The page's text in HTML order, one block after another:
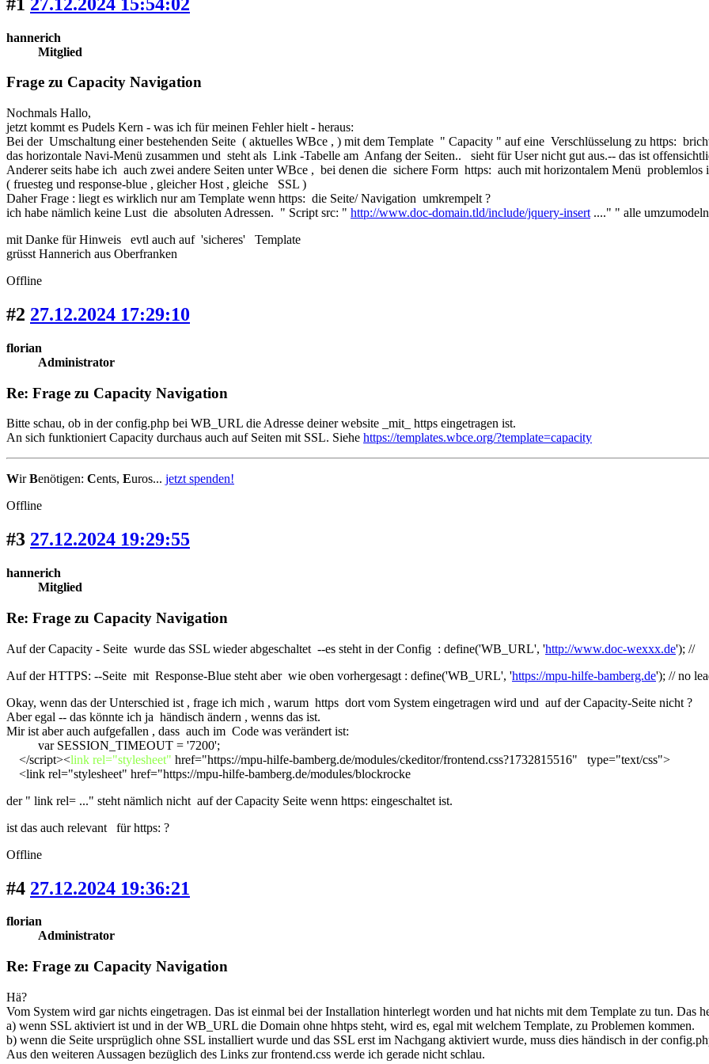
hannerich
Mitglied
Frage zu Capacity Navigation
Nochmals Hallo,
jetzt kommt es Pudels Kern - was ich für meinen Fehler hielt - heraus:
Bei der Umschaltung einer bestehenden Seite ( aktuelles WBce , ) mit dem Template " Capacity " auf eine Verschlüsselung zu https:
das horizontale Navi-Menü zusammen und steht als Link -Tabelle am Anfang der Seiten.. sieht für User nicht gut aus.-- das ist
Anderer seits habe ich auch zwei andere Seiten unter WBce , bei denen die sichere Form https: auch mit horizontalem Menü problemlos
( fruesteg und response-blue , gleicher Host , gleiche SSL )
Daher Frage : liegt es wirklich nur am Template wenn https: die Seite/ Navigation umkrempelt ?
ich habe nämlich keine Lust die absoluten Adressen. " Script src: " http://www.doc-domain.tld/include/jquery-insert ...." " alle
mit Danke für Hinweis evtl auch auf 'sicheres' Template
grüsst Hannerich aus Oberfranken
Offline
#2 27.12.2024 17:29:10
florian
Administrator
Re: Frage zu Capacity Navigation
Bitte schau, ob in der config.php bei WB_URL die Adresse deiner website _mit_ https eingetragen ist.
An sich funktioniert Capacity durchaus auch auf Seiten mit SSL. Siehe https://templates.wbce.org/?template=capacity
WirBenötigen: Cents, Euros... jetzt spenden!
Offline
#3 27.12.2024 19:29:55
hannerich
Mitglied
Re: Frage zu Capacity Navigation
Auf der Capacity - Seite wurde das SSL wieder abgeschaltet --es steht in der Config : define('WB_URL', 'http://www.doc-wexxx.de'); //
Auf der HTTPS: --Seite mit Response-Blue steht aber wie oben vorhergesagt : define('WB_URL', 'https://mpu-hilfe-bamberg.de'); // no
Okay, wenn das der Unterschied ist , frage ich mich , warum https dort vom System eingetragen wird und auf der Capacity-Seite nicht ?
Aber egal -- das könnte ich ja händisch ändern , wenns das ist.
Mir ist aber auch aufgefallen , dass auch im Code was verändert ist:
var SESSION_TIMEOUT = '7200';
</script><link rel="stylesheet" href="https://mpu-hilfe-bamberg.de/modules/ckeditor/frontend.css?1732815516" type="text/css">
<link rel="stylesheet" href="https://mpu-hilfe-bamberg.de/modules/blockrocke
der " link rel= ..." steht nämlich nicht auf der Capacity Seite wenn https: eingeschaltet ist.
ist das auch relevant für https: ?
Offline
#4 27.12.2024 19:36:21
florian
Administrator
Re: Frage zu Capacity Navigation
Hä?
Vom System wird gar nichts eingetragen. Das ist einmal bei der Installation hinterlegt worden und hat nichts mit dem Template zu tun. Das
a) wenn SSL aktiviert ist und in der WB_URL die Domain ohne hhtps steht, wird es, egal mit welchem Template, zu Problemen kommen.
b) wenn die Seite ursprüglich ohne SSL installiert wurde und das SSL erst im Nachgang aktiviert wurde, muss dies händisch in der
Aus den weiteren Aussagen bezüglich des Links zur frontend.css werde ich gerade nicht schlau.